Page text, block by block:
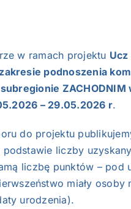
w ramach projektu
podnoszenia
ZACHODNIM
– 29.05.2026 r.
do projektu
liczby
liczbę punktów – pod
miały osoby
urodzenia).